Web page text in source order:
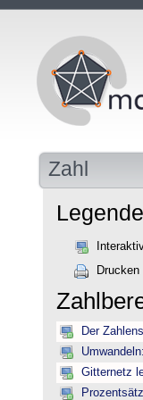
Zahl
Legende
Drucken
Der
Gitternetz